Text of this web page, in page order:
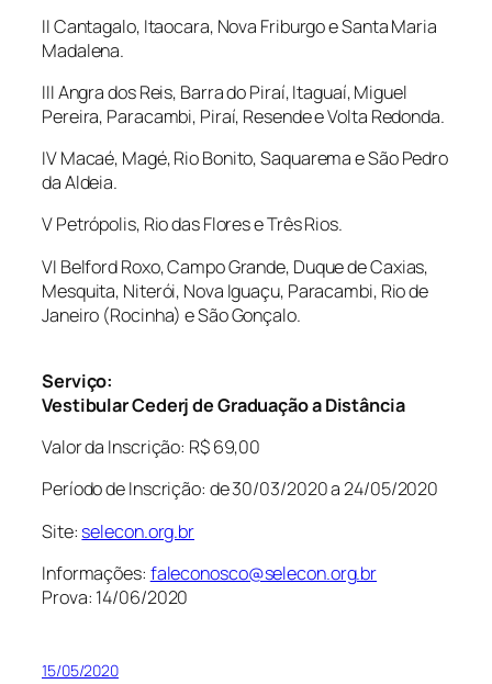
II Cantagalo, Itaocara, Nova Friburgo e Santa Maria
Madalena.
III Angra dos Reis, Barra do Piraí, Itaguaí, Miguel
Pereira, Paracambi, Piraí, Resende e Volta Redonda.
IV Macaé, Magé, Rio Bonito, Saquarema e São Pedro
da Aldeia.
V Petrópolis, Rio das Flores e Três Rios.
VI Belford Roxo, Campo Grande, Duque de Caxias,
Mesquita, Niterói, Nova Iguaçu, Paracambi, Rio de
Janeiro (Rocinha) e São Gonçalo.
Serviço:
Vestibular Cederj de Graduação a Distância
Valor da Inscrição: R$ 69,00
Período de Inscrição: de 30/03/2020 a 24/05/2020
Site: selecon.org.br
Informações: faleconosco@selecon.org.br
Prova: 14/06/2020
15/05/2020